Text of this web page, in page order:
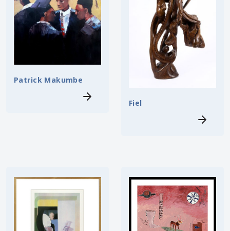
Patrick Makumbe
Fiel